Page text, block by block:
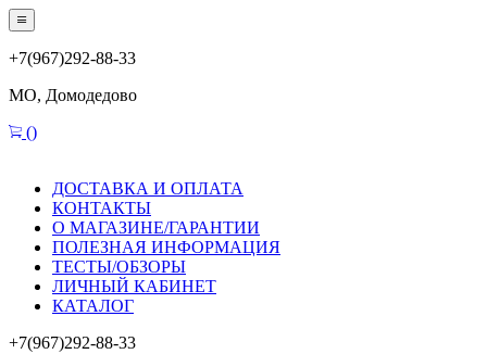
+7(967)292-88-33
МО, Домодедово
()
ДОСТАВКА И ОПЛАТА
КОНТАКТЫ
О МАГАЗИНЕ/ГАРАНТИИ
ПОЛЕЗНАЯ ИНФОРМАЦИЯ
ТЕСТЫ/ОБЗОРЫ
ЛИЧНЫЙ КАБИНЕТ
КАТАЛОГ
+7(967)292-88-33